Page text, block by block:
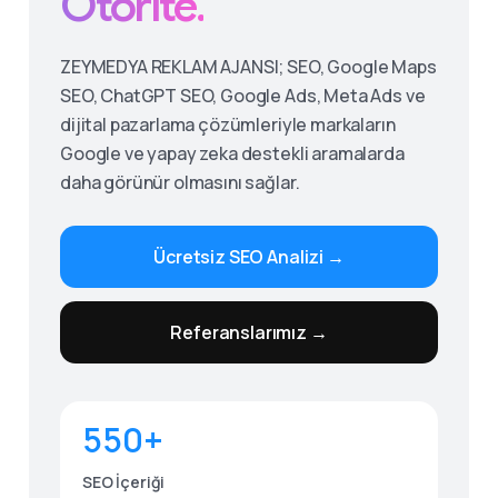
ZEYMEDYA REKLAM AJANSI; SEO, Google Maps
SEO, ChatGPT SEO, Google Ads, Meta Ads ve
dijital pazarlama çözümleriyle markaların
Google ve yapay zeka destekli aramalarda
daha görünür olmasını sağlar.
Ücretsiz SEO Analizi →
Referanslarımız →
550+
SEO İçeriği
Give us a call
Send us a message
Send your message any time you want.